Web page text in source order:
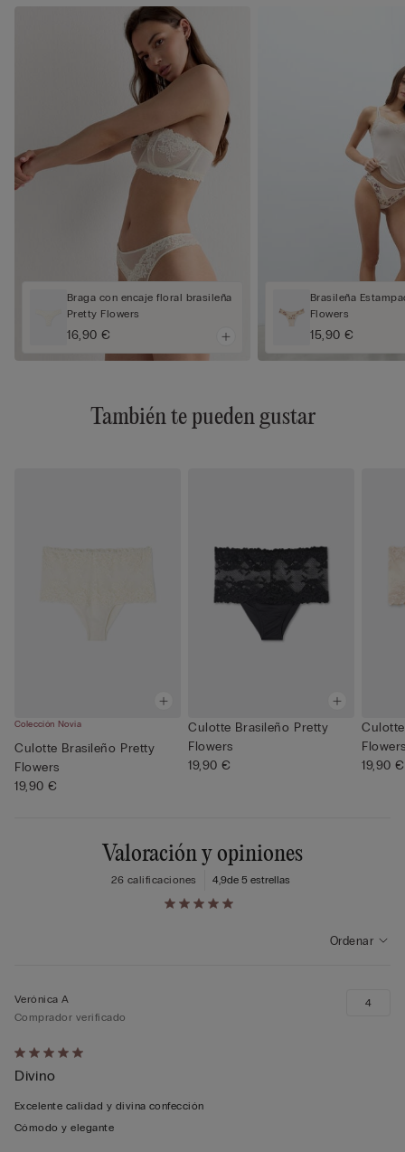
Braga con encaje floral brasileña
Pretty Flowers
16,90 €
Brasileña
Flowers
15,90 €
También te pueden gustar
Colección Novia
Culotte Brasileño Pretty
Flowers
19,90 €
Culotte Brasileño Pretty
Flowers
19,90 €
19,90 €
Valoración y opiniones
4,9de 5 estrellas
26 calificaciones
Ordenar
Calificación
de
5
sobre
Verónica A
Comprador verificado
Divino
Excelente calidad y divina confección
Cómodo y elegante
4